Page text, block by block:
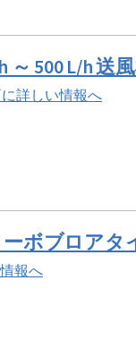
～ 500 L/h 送
詳しい情報へ
ーボブロアタ
報へ